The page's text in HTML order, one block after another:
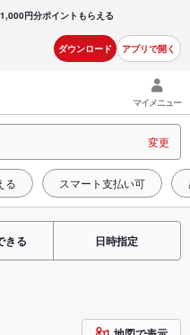
1,000円分ポイントもらえる
ダウンロード アプリで開く
マイメニュー
変更
る スマート支払い可
きる 日時指定